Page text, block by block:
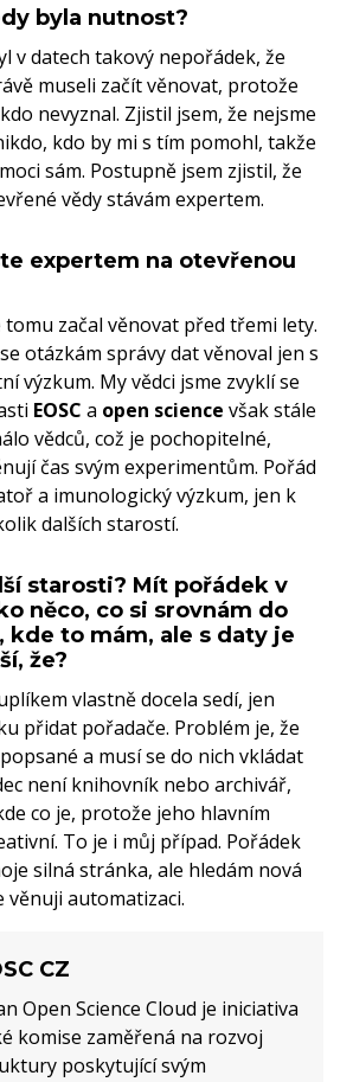
byla nutnost?
v datech takový nepořádek, že
museli začít věnovat, protože
nevyznal. Zjistil jsem, že nejsme
kdo by mi s tím pomohl, takže
sám. Postupně jsem zjistil, že
vědy stávám expertem.
expertem na otevřenou
tomu začal věnovat před třemi lety.
otázkám správy dat věnoval jen s
výzkum. My vědci jsme zvyklí se
EOSC a open science však stále
vědců, což je pochopitelné,
čas svým experimentům. Pořád
a imunologický výzkum, jen k
dalších starostí.
starosti? Mít pořádek v
něco, co si srovnám do
kde to mám, ale s daty je
že?
vlastně docela sedí, jen
přidat pořadače. Problém je, že
a musí se do nich vkládat
není knihovník nebo archivář,
co je, protože jeho hlavním
To je i můj případ. Pořádek
silná stránka, ale hledám nová
věnuji automatizaci.
CZ
Open Science Cloud je iniciativa
komise zaměřená na rozvoj
poskytující svým